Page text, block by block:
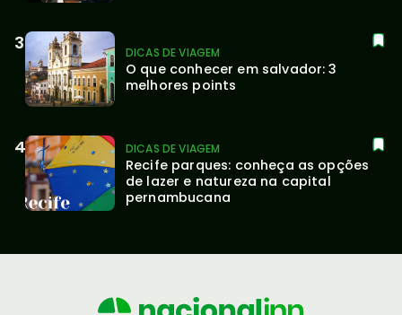
DICAS DE VIAGEM
O que conhecer em salvador: 3
melhores points
DICAS DE VIAGEM
Recife parques: conheça as opções
de lazer e natureza na capital
pernambucana